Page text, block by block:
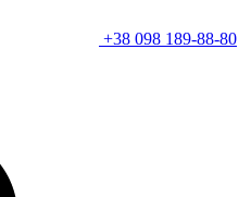
+38 098 189-88-80